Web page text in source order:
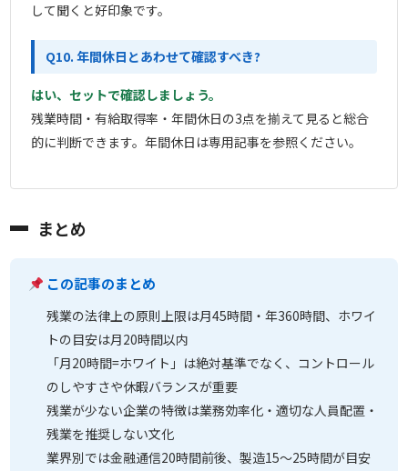
して聞くと好印象です。
Q10. 年間休日とあわせて確認すべき?
はい、セットで確認しましょう。
残業時間・有給取得率・年間休日の3点を揃えて見ると総合
的に判断できます。年間休日は専用記事を参照ください。
まとめ
この記事のまとめ
残業の法律上の原則上限は月45時間・年360時間、ホワイ
トの目安は月20時間以内
「月20時間=ホワイト」は絶対基準でなく、コントロール
のしやすさや休暇バランスが重要
残業が少ない企業の特徴は業務効率化・適切な人員配置・
残業を推奨しない文化
業界別では金融通信20時間前後、製造15〜25時間が目安